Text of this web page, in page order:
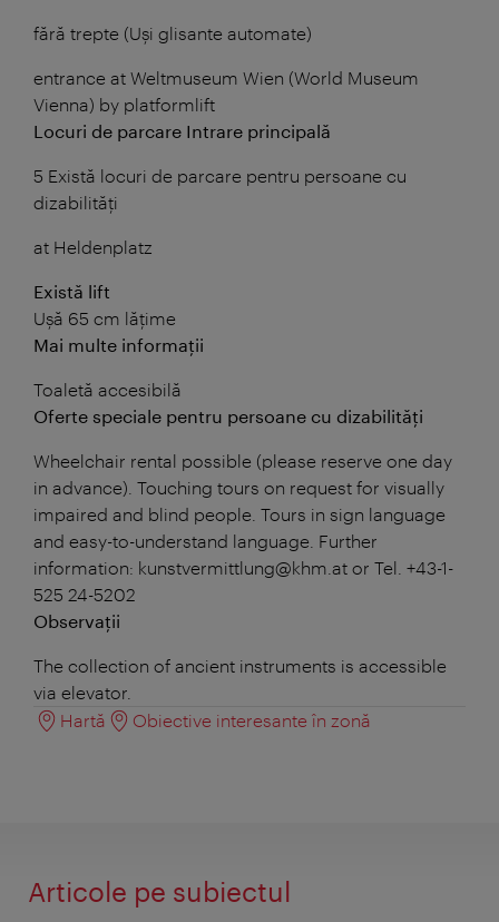
fără trepte (Uși glisante automate)
entrance at Weltmuseum Wien (World Museum
Vienna) by platformlift
Locuri de parcare Intrare principală
5 Există locuri de parcare pentru persoane cu
dizabilități
at Heldenplatz
Există lift
Ușă 65 cm lățime
Mai multe informații
Toaletă accesibilă
Oferte speciale pentru persoane cu dizabilități
Wheelchair rental possible (please reserve one day
in advance). Touching tours on request for visually
impaired and blind people. Tours in sign language
and easy-to-understand language. Further
information: kunstvermittlung@khm.at or Tel. +43-1-
525 24-5202
Observații
The collection of ancient instruments is accessible
via elevator.
Hartă
Obiective interesante în zonă
Articole pe subiectul